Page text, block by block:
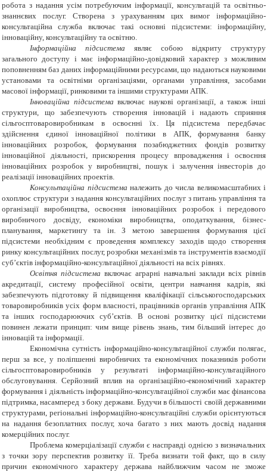
робота з надання усім потребуючим інформації, консультацій та освітньо-
знаннєвих послуг. Створена з урахуванням цих вимог інформаційно-
консультаційна служба включає такі основні підсистеми: інформаційну,
інноваційну, консультаційну та освітню.
Інформаційна підсистема
являє собою відкриту структуру
загального доступу і має інформаційно-довідковий характер з можливим
поповненням баз даних інформаційними ресурсами, що надаються науковими
установами та освітніми організаціями, органами управління, засобами
масової інформації, ринковими та іншими структурами АПК.
Інноваційна підсистема включає наукові організації, а також інші
структури, що забезпечують створення інновацій і надають сприяння
сільгосптоваровиробникам в освоєнні їх. Ця підсистема передбачає
здійснення єдиної інноваційної політики в АПК, формування банку
інноваційних розробок, формування позабюджетних фондів розвитку
інноваційної діяльності, прискорення процесу впровадження і освоєння
інноваційних розробок у виробництві, пошук і залучення інвесторів до
реалізації інноваційних проектів.
Консультаційна підсистема належить до числа великомасштабних і
охоплює структури з надання консультаційних послуг з питань управління та
організації виробництва, освоєння інноваційних розробок і передового
виробничого досвіду, економіки виробництва, оподаткування, бізнес-
планування, маркетингу та ін. З метою завершення формування цієї
підсистеми необхідним є проведення комплексу заходів щодо створення
ринку консультаційних послуг, розробки механізмів та інструментів взаємодії
суб’єктів інформаційно-консультаційної діяльності на всіх рівнях.
Освітня підсистема включає аграрні навчальні заклади всіх рівнів
акредитації,систему професійної освіти, центри навчання кадрів, які
забезпечують підготовку й підвищення кваліфікації сільськогосподарських
товаровиробників усіх форм власності, працівників органів управління АПК
та інших господарюючих суб’єктів. В основі розвитку цієї підсистеми
повинен лежати принцип: чим вище рівень знань, тим більший інтерес до
інновацій та інформації.
Економічна сутність інформаційно-консультаційної служби полягає,
перш за все, у поліпшенні виробничих та економічних показників роботи
сільгосптоваровиробників у результаті інформаційно-консультаційного
обслуговування. Серйозний вплив на організаційно-економічний характер
формування і діяльність інформаційно-консультаційної служби має фінансова
підтримка, насамперед з боку держави. Будучи в більшості своїй державними
структурами, регіональні інформаційно-консультаційні служби орієнтуються
на надання безоплатних послуг, хоча багато з них мають досвід надання
комерційних послуг.
Проблема комерціалізації служби є насправді однією з визначальних
з точки зору перспектив розвитку її. Треба визнати той факт, що в силу
причин економічного характеру держава найближчим часом не зможе